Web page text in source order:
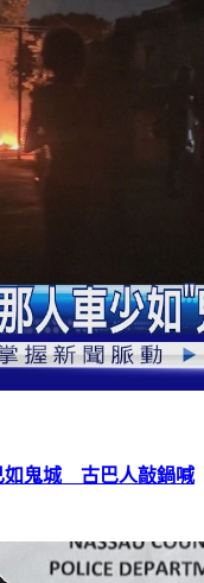
如鬼城 古巴人敲鍋喊